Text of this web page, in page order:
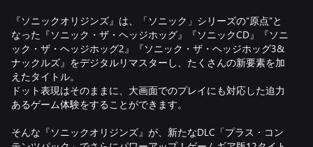
『ソニックオリジンズ』は、「ソニック」シリーズの“原点”と
なった『ソニック・ザ・ヘッジホッグ』『ソニックCD』『ソニ
ック・ザ・ヘッジホッグ2』『ソニック・ザ・ヘッジホッグ3&
ナックルズ』をデジタルリマスターし、たくさんの新要素を加
えたタイトル。
ドット表現はそのままに、大画面でのプレイにも対応した迫力
あるゲーム体験をすることができます。
そんな『ソニックオリジンズ』が、新たなDLC「プラス・コン